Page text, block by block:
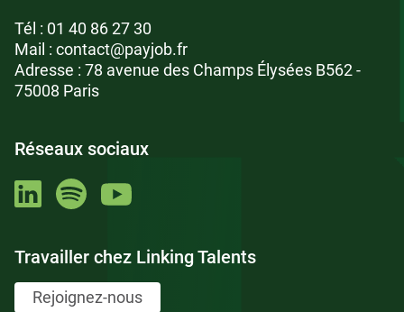
Tél : 01 40 86 27 30
Mail : contact@payjob.fr
Adresse : 78 avenue des Champs Élysées B562 -
75008 Paris
Réseaux sociaux
Travailler chez Linking Talents
Rejoignez-nous